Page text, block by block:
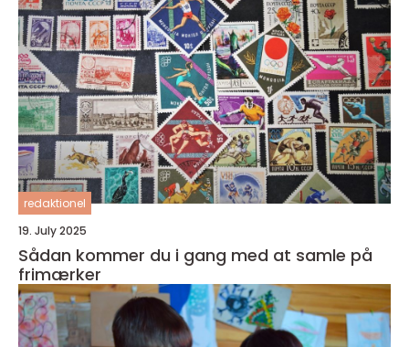
redaktionel
19. July 2025
Sådan kommer du i gang med at samle på
frimærker